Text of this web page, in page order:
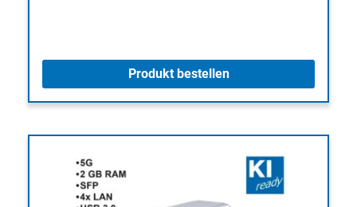
Produkt bestellen